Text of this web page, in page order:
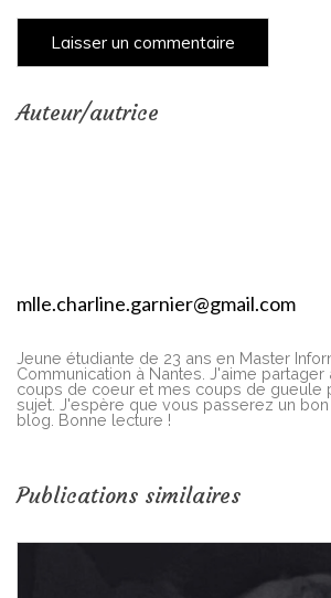
Auteur/autrice
mlle.charline.garnier@gmail.com
Jeune étudiante de 23 ans en Master
Communication à Nantes. J'aime
coups de coeur et mes coups de gueule
sujet. J'espère que vous passerez un
blog. Bonne lecture !
Publications similaires